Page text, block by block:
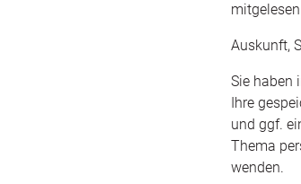
Auskunft,
Sie haben
Ihre
und ggf.
Thema
wenden.